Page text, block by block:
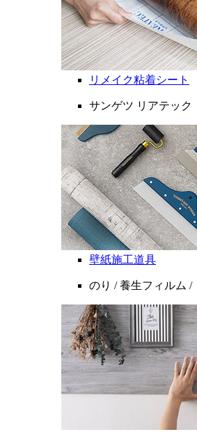
リメイク粘着シート
サンゲツ リアテック
壁紙施工道具
のり / 養生フィルム /